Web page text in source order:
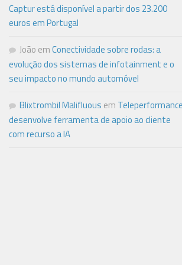
Captur está disponível a partir dos 23.200
euros em Portugal
João emConectividade sobre rodas: a
evolução dos sistemas de infotainment e o
seu impacto no mundo automóvel
Blixtrombil Malifluous em Teleperformance
desenvolve ferramenta de apoio ao cliente
com recurso a IA